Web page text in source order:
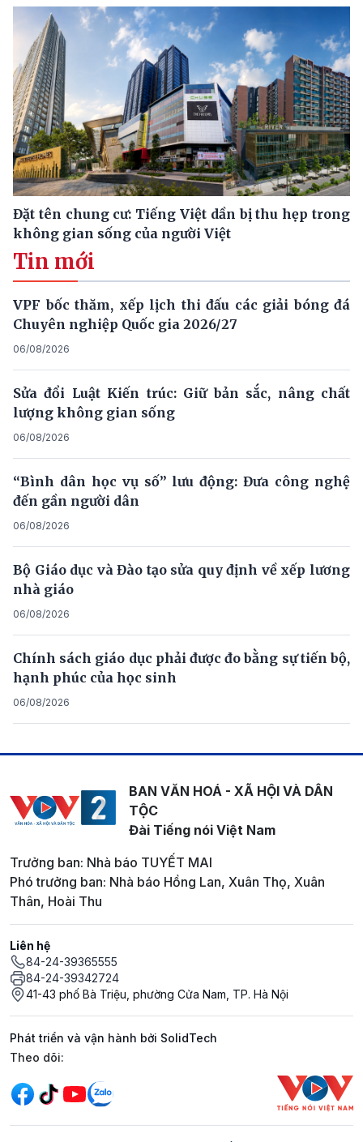
Đặt tên chung cư: Tiếng Việt dần bị thu hẹp trong
không gian sống của người Việt
Tin mới
VPF bốc thăm, xếp lịch thi đấu các giải bóng đá
Chuyên nghiệp Quốc gia 2026/27
06/08/2026
Sửa đổi Luật Kiến trúc: Giữ bản sắc, nâng chất
lượng không gian sống
06/08/2026
“Bình dân học vụ số” lưu động: Đưa công nghệ
đến gần người dân
06/08/2026
Bộ Giáo dục và Đào tạo sửa quy định về xếp lương
nhà giáo
06/08/2026
Chính sách giáo dục phải được đo bằng sự tiến bộ,
hạnh phúc của học sinh
06/08/2026
BAN VĂN HOÁ - XÃ HỘI VÀ DÂN
TỘC
Đài Tiếng nói Việt Nam
Trưởng ban: Nhà báo TUYẾT MAI
Phó trưởng ban: Nhà báo Hồng Lan, Xuân Thọ, Xuân
Thân, Hoài Thu
Liên hệ
84-24-39365555
84-24-39342724
41-43 phố Bà Triệu, phường Cửa Nam, TP. Hà Nội
Phát triển và vận hành bởi SolidTech
Mạng xã hội
Theo dõi: